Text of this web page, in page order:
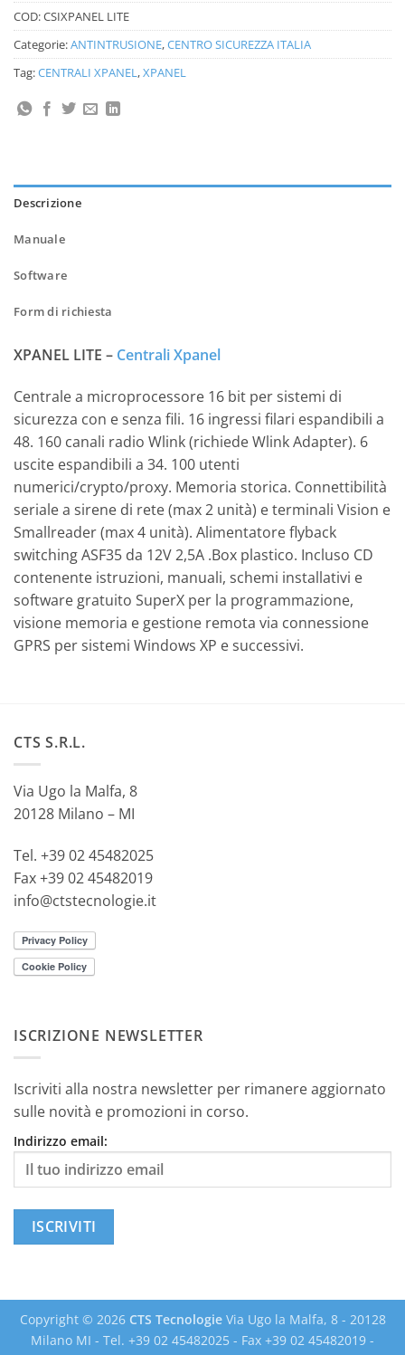
COD:CSIXPANEL LITE
Categorie:ANTINTRUSIONE,CENTRO SICUREZZA ITALIA
Tag:CENTRALI XPANEL,XPANEL
Descrizione
Manuale
Software
Form di richiesta
XPANEL LITE – Centrali Xpanel
Centrale a microprocessore 16 bit per sistemi di
sicurezza con e senza fili. 16 ingressi filari espandibili a
48. 160 canali radio Wlink (richiede Wlink Adapter). 6
uscite espandibili a 34. 100 utenti
numerici/crypto/proxy. Memoria storica. Connettibilità
seriale a sirene di rete (max 2 unità) e terminali Vision e
Smallreader (max 4 unità). Alimentatore flyback
switching ASF35 da 12V 2,5A .Box plastico. Incluso CD
contenente istruzioni, manuali, schemi installativi e
software gratuito SuperX per la programmazione,
visione memoria e gestione remota via connessione
GPRS per sistemi Windows XP e successivi.
CTS S.R.L.
Via Ugo la Malfa, 8
20128 Milano – MI
Tel. +39 02 45482025
Fax +39 02 45482019
info@ctstecnologie.it
ISCRIZIONE NEWSLETTER
Iscriviti alla nostra newsletter per rimanere aggiornato
sulle novità e promozioni in corso.
Indirizzo email:
Copyright © 2026 CTS Tecnologie Via Ugo la Malfa, 8 - 20128
Milano MI - Tel. +39 02 45482025 - Fax +39 02 45482019 -